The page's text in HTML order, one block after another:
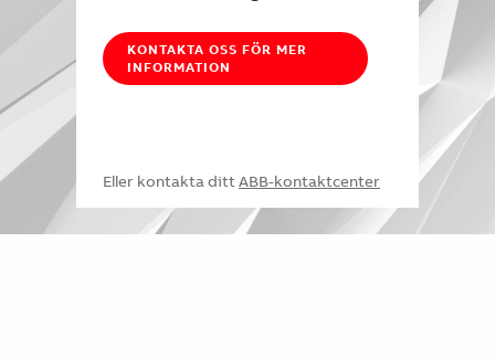
KONTAKTA OSS FÖR MER
INFORMATION
Eller kontakta dittABB-kontaktcenter